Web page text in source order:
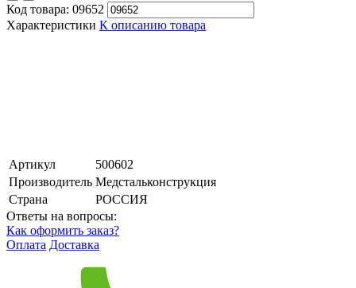
Код товара: 09652
Характеристики К описанию товара
Артикул
500602
Производитель Медстальконструкция
Страна
РОССИЯ
Ответы на вопросы:
Как оформить заказ?
Оплата Доставка